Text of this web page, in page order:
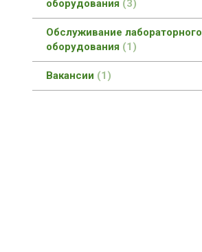
оборудования
3
Обслуживание лабораторного
оборудования
1
Вакансии 1